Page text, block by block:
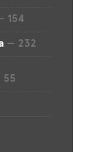
154
— 232
55